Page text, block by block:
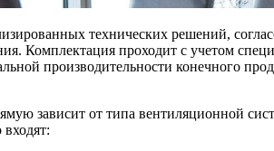
технических решений,
Комплектация проходит с учетом
производительности конечного
зависит от типа вентиляционной